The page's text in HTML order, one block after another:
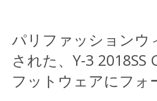
パリファッションウ
された、Y-3 2018SS
フットウェアにフォ